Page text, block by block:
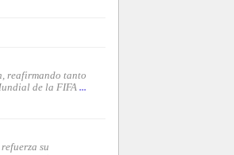
reafirmando tanto
de la FIFA...
su